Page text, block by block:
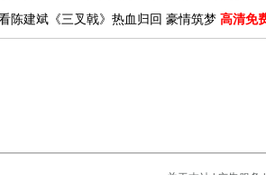
陈建斌《三叉戟》热血归回 豪情筑梦 高清免